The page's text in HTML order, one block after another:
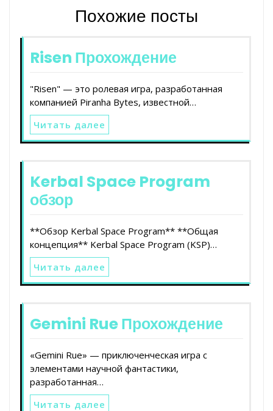
Похожие посты
Risen Прохождение
"Risen" — это ролевая игра, разработанная
компанией Piranha Bytes, известной…
Читать далее
Kerbal Space Program
обзор
**Обзор Kerbal Space Program** **Общая
концепция** Kerbal Space Program (KSP)…
Читать далее
Gemini Rue Прохождение
«Gemini Rue» — приключенческая игра с
элементами научной фантастики,
разработанная…
Читать далее